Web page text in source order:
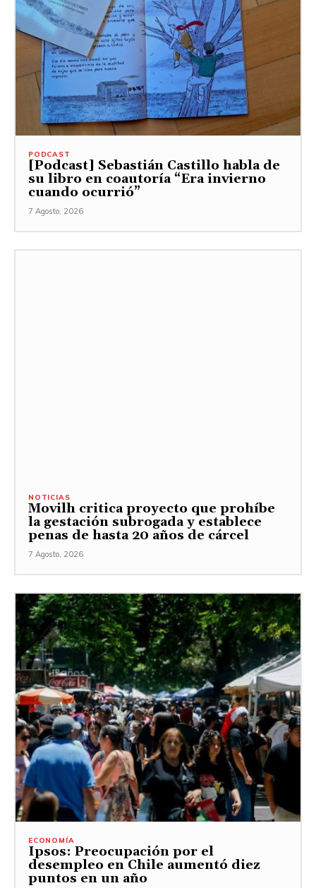
PODCAST
[Podcast] Sebastián Castillo habla de
su libro en coautoría “Era invierno
cuando ocurrió”
7 Agosto, 2026
NOTICIAS
Movilh critica proyecto que prohíbe
la gestación subrogada y establece
penas de hasta 20 años de cárcel
7 Agosto, 2026
ECONOMÍA
Ipsos: Preocupación por el
desempleo en Chile aumentó diez
puntos en un año